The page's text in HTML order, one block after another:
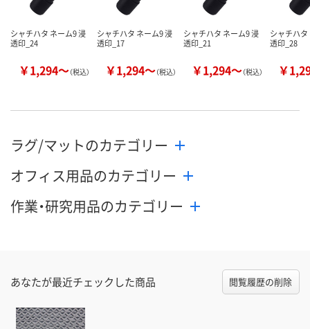
シャチハタ ネーム9 浸
透印_24
￥1,294～（税込）
シャチハタ ネーム9 浸
透印_17
￥1,294～（税込）
シャチハタ ネーム9 浸
透印_21
￥1,294～（税込）
シャチハタ
透印_28
￥
ラグ/マットのカテゴリー
オフィス用品のカテゴリー
作業・研究用品のカテゴリー
あなたが最近チェックした商品 閲覧履歴の削除